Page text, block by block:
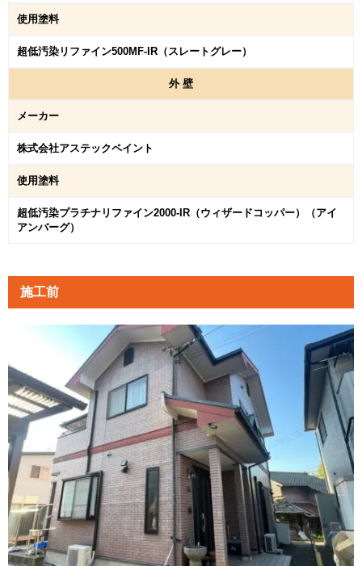
使用塗料
超低汚染リファイン500MF-IR（スレートグレー）
外 壁
メーカー
株式会社アステックペイント
使用塗料
超低汚染プラチナリファイン2000-IR（ウィザードコッパー）（アイ
アンバーグ）
施工前